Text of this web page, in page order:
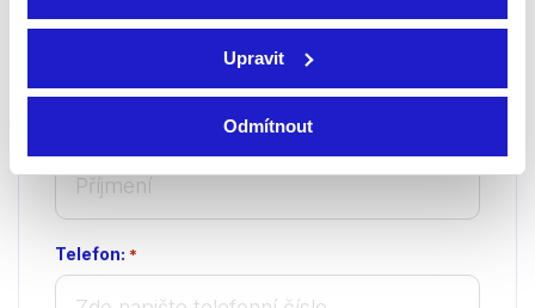
Upravit
Odmítnout
Telefon: *